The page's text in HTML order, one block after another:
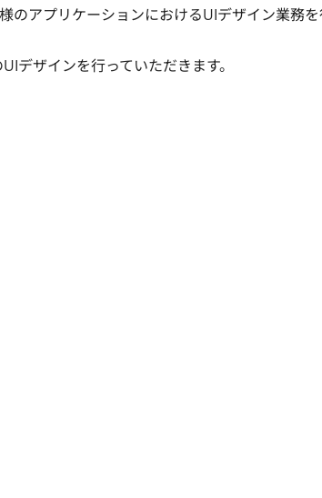
のアプリケーションにおけるUIデザイン業務
デザインを行っていただきます。